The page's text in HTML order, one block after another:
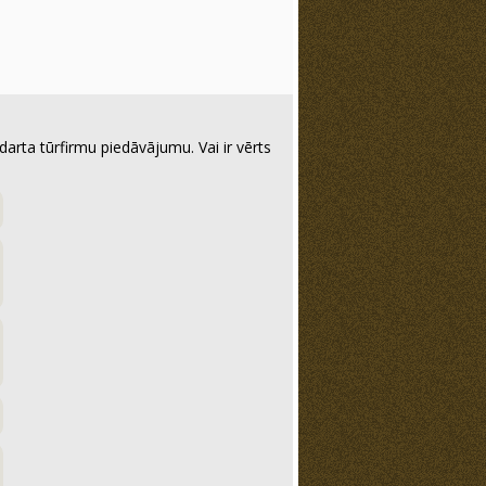
tūrfirmu piedāvājumu. Vai ir vērts